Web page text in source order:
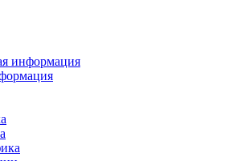
информация